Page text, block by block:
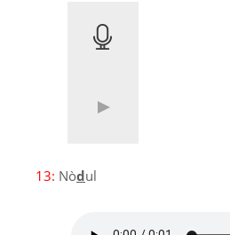
13: Nòdul